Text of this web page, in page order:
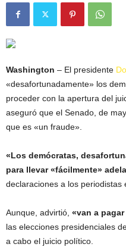
Washington – El presidente
«desafortunadamente» los
proceder con la apertura del
aseguró que el Senado, de
que es «un fraude».
«Los demócratas,
para llevar «fácilmente»
declaraciones a los periodistas
Aunque, advirtió, «van a
las elecciones presidenciales
a cabo el juicio político.